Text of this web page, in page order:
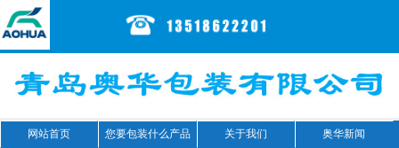
网站首页 您要包装什么产品 关于我们 奥华新闻